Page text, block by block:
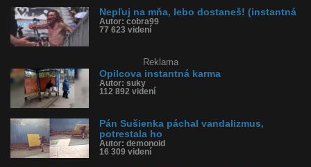
Nepľuj na mňa, lebo dostaneš! (instantná
Autor: cobra99
77 623 videní
Reklama
Opilcova instantná karma
Autor: suky
112 892 videní
Pán Sušienka páchal vandalizmus,
potrestala ho
Autor: demonoid
16 309 videní